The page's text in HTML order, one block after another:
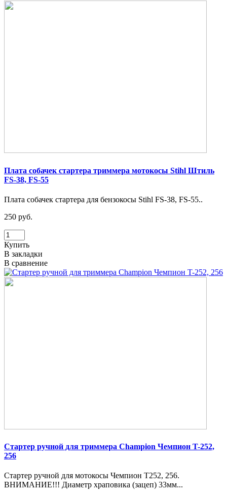
Плата собачек стартера триммера мотокосы Stihl Штиль
FS-38, FS-55
Плата собачек стартера для бензокосы Stihl FS-38, FS-55..
250 руб.
Купить
В закладки
В сравнение
Стартер ручной для триммера Champion Чемпион T-252,
256
Стартер ручной для мотокосы Чемпион T252, 256.
ВНИМАНИЕ!!! Диаметр храповика (зацеп) 33мм...